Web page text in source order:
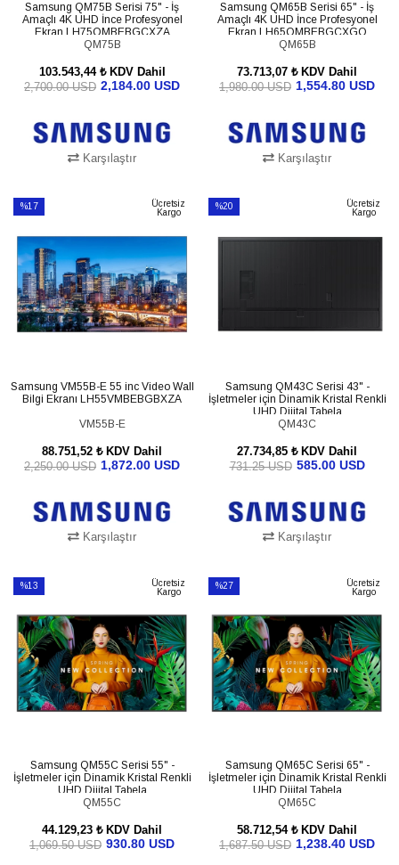
Samsung QM75B Serisi 75" - İş
Amaçlı 4K UHD İnce Profesyonel
Ekran LH75QMBEBGCXZA
QM75B
103.543,44 ₺ KDV Dahil
2,184.00 USD
2,700.00 USD
Karşılaştır
Samsung QM65B Serisi 65" - İş
Amaçlı 4K UHD İnce Profesyonel
Ekran LH65QMBEBGCXGO
QM65B
73.713,07 ₺ KDV Dahil
1,554.80 USD
1,980.00 USD
Karşılaştır
%17
%17İndirim
Ücretsiz
Kargo
Samsung VM55B-E 55 inc Video Wall
Bilgi Ekranı LH55VMBEBGBXZA
VM55B-E
88.751,52 ₺ KDV Dahil
1,872.00 USD
2,250.00 USD
Karşılaştır
%20
%20İndirim
Ücretsiz
Kargo
Samsung QM43C Serisi 43" -
İşletmeler için Dinamik Kristal Renkli
UHD Dijital Tabela
LH43QMCEBGCXGO
QM43C
27.734,85 ₺ KDV Dahil
585.00 USD
731.25 USD
Karşılaştır
%13
%13İndirim
Ücretsiz
Kargo
Samsung QM55C Serisi 55" -
İşletmeler için Dinamik Kristal Renkli
UHD Dijital Tabela
LH55QMCEBGCXTK
QM55C
44.129,23 ₺ KDV Dahil
930.80 USD
1,069.50 USD
%27
%27İndirim
Ücretsiz
Kargo
Samsung QM65C Serisi 65" -
İşletmeler için Dinamik Kristal Renkli
UHD Dijital Tabela
LH65QMCEBGCXGO
QM65C
58.712,54 ₺ KDV Dahil
1,238.40 USD
1,687.50 USD